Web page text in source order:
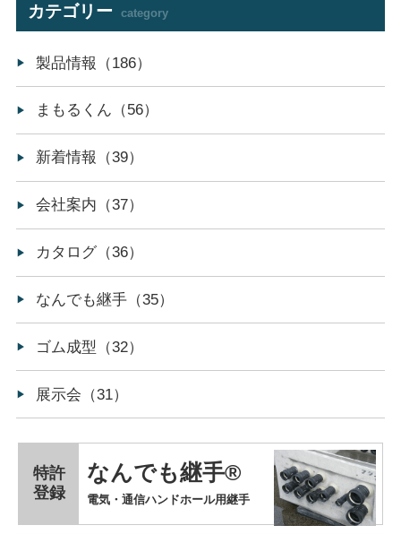
カテゴリー category
製品情報（186）
まもるくん（56）
新着情報（39）
会社案内（37）
カタログ（36）
なんでも継手（35）
ゴム成型（32）
展示会（31）
なんでも継手®
特許
登録
電気・通信ハンドホール用継手